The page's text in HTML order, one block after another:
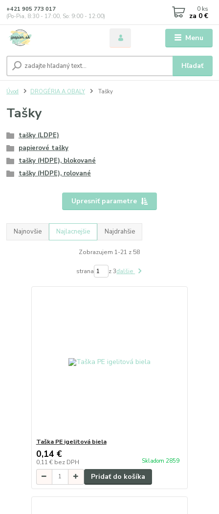
Menu
Hľadať
+421 905 773 017
(Po-Pia, 8:30 - 17:00, So: 9:00 - 12:00)
0 ks
za 0 €
Úvod DROGÉRIA A OBALY Tašky
Tašky
tašky (LDPE)
papierové tašky
tašky (HDPE), blokované
tašky (HDPE), rolované
Upresniť parametre
Najnovšie Najlacnejšie Najdrahšie
Zobrazujem 1-21 z 58
strana z 3ďalšie
Taška PE igelitová biela
0,14 €
0,11 € bez DPH Skladom 2859
Pridať do košíka